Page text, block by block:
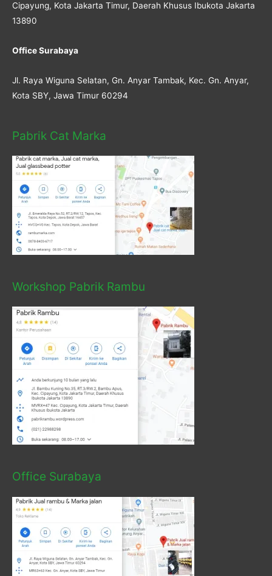
Cipayung, Kota Jakarta Timur, Daerah Khusus Ibukota Jakarta
13890
Office Surabaya
Jl. Raya Wiguna Selatan, Gn. Anyar Tambak, Kec. Gn. Anyar,
Kota SBY, Jawa Timur 60294
Pabrik Cat Marka
Workshop Pabrik Rambu
Office Surabaya